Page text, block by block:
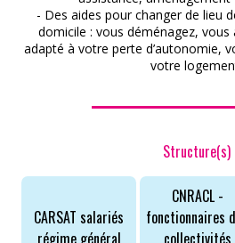
ACCÈS
AIDE AUX
- Des aides pour changer de lieu
domicile : vous déménagez, vous
adapté à votre perte d’autonomie,
votre
Structure(s)
CARSAT salariés
régime général
CNRACL -
fonctionnaires
collectivités